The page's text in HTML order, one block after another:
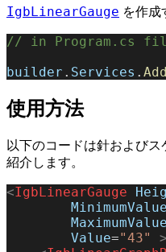
IgbLinearGauge を作成
// in Program.cs
builder . Services .
使用方法
以下のコードは針および
紹介します。
<IgbLinearGauge
        MinimumValue
        MaximumValue
        Value
="43"
>